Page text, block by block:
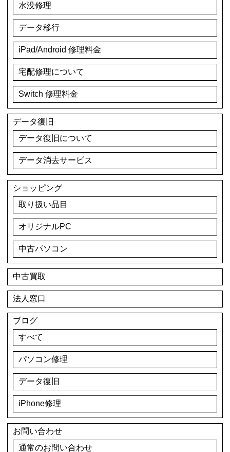
水没修理
データ移行
iPad/Android 修理料金
宅配修理について
Switch 修理料金
データ復旧
データ復旧について
データ消去サービス
ショッピング
取り扱い品目
オリジナルPC
中古パソコン
中古買取
法人窓口
ブログ
すべて
パソコン修理
データ復旧
iPhone修理
お問い合わせ
通常のお問い合わせ